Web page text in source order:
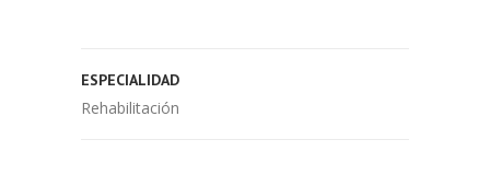
ESPECIALIDAD
Rehabilitación